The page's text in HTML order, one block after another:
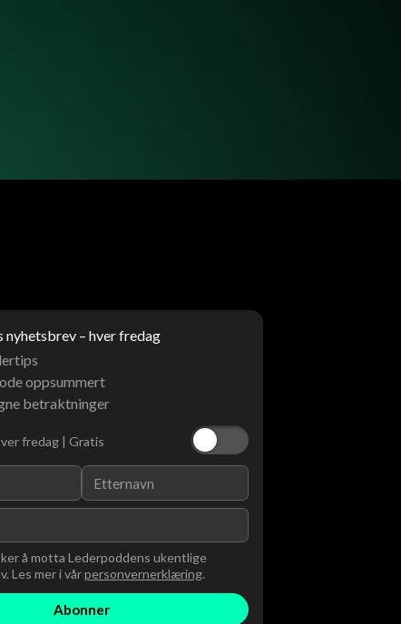
nyhetsbrev – hver fredag
oppsummert
betraktninger
fredag | Gratis
å motta Lederpoddens ukentlige
Les mer i vårpersonvernerklæring.